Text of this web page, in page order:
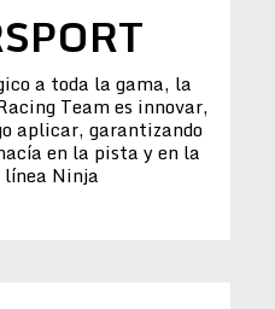
a toda la gama, la
Team es innovar,
aplicar, garantizando
en la pista y en la
Ninja